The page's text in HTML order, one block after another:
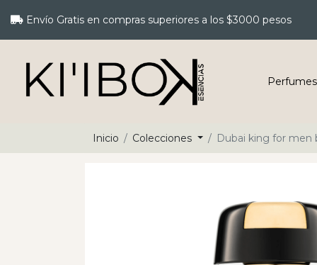
Envío Gratis en compras superiores a los $3000 pesos
Inicio Colecciones Dubai king for men